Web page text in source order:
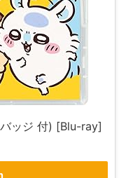
ッジ 付) [Blu-ray]